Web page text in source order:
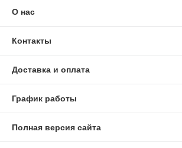
О нас
Контакты
Доставка и оплата
График работы
Полная версия сайта